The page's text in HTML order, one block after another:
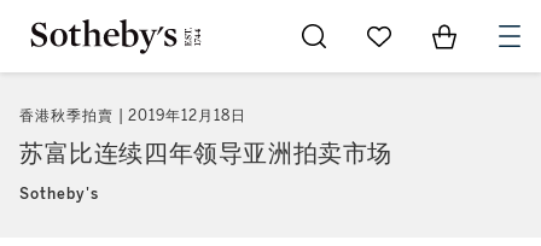
Go to My Favorites
Items in
香港秋季拍賣 2019年12月18日
苏富比连续四年领导亚洲拍卖市场
Sotheby's